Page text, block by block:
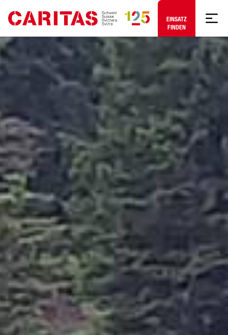
Zum Hauptinhalt springen
EINSATZ FINDEN